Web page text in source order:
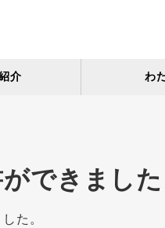
介 わ
できました
た。